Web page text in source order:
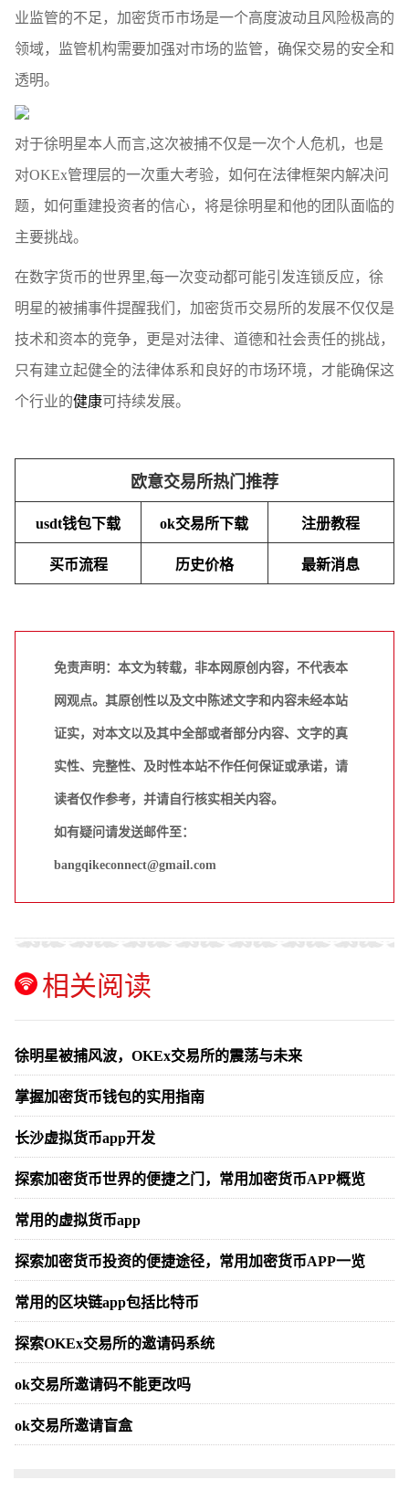
业监管的不足，加密货币市场是一个高度波动且风险极高的
领域，监管机构需要加强对市场的监管，确保交易的安全和
透明。
对于徐明星本人而言,这次被捕不仅是一次个人危机，也是
对OKEx管理层的一次重大考验，如何在法律框架内解决问
题，如何重建投资者的信心，将是徐明星和他的团队面临的
主要挑战。
在数字货币的世界里,每一次变动都可能引发连锁反应，徐
明星的被捕事件提醒我们，加密货币交易所的发展不仅仅是
技术和资本的竞争，更是对法律、道德和社会责任的挑战，
只有建立起健全的法律体系和良好的市场环境，才能确保这
个行业的健康可持续发展。
欧意交易所热门推荐
usdt钱包下载 ok交易所下载 注册教程
买币流程 历史价格 最新消息
免责声明：本文为转载，非本网原创内容，不代表本
网观点。其原创性以及文中陈述文字和内容未经本站
证实，对本文以及其中全部或者部分内容、文字的真
实性、完整性、及时性本站不作任何保证或承诺，请
读者仅作参考，并请自行核实相关内容。
如有疑问请发送邮件至：
bangqikeconnect@gmail.com
相关阅读
徐明星被捕风波，OKEx交易所的震荡与未来
掌握加密货币钱包的实用指南
长沙虚拟货币app开发
探索加密货币世界的便捷之门，常用加密货币APP概览
常用的虚拟货币app
探索加密货币投资的便捷途径，常用加密货币APP一览
常用的区块链app包括比特币
探索OKEx交易所的邀请码系统
ok交易所邀请码不能更改吗
ok交易所邀请盲盒